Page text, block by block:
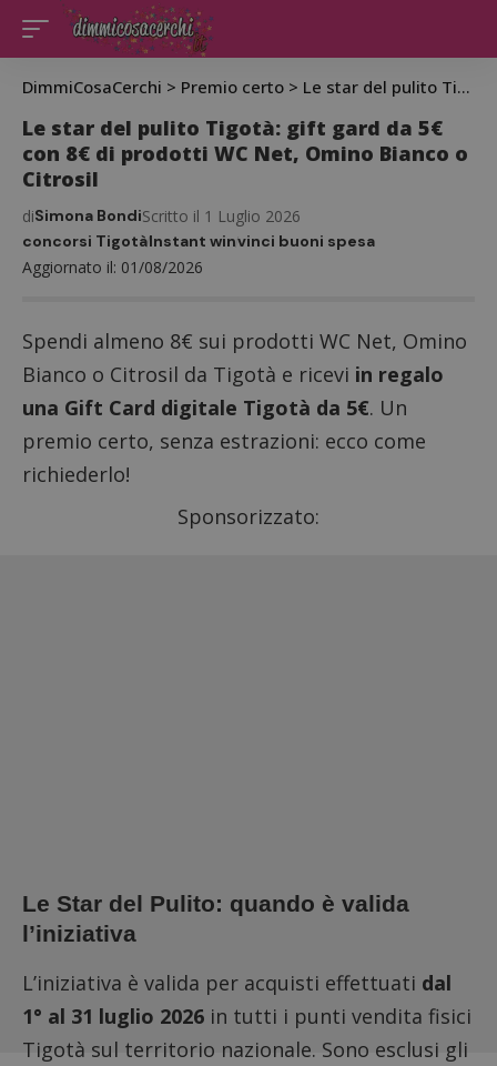
DimmiCosaCerchi > Premio certo > Le star del pulito Tigotà: gift gard da 5€ con 8€ di prodotti WC Net, Omino Bianco o Citrosil
Le star del pulito Tigotà: gift gard da 5€
con 8€ di prodotti WC Net, Omino Bianco o
Citrosil
Aggiornato il: 01/08/2026
diSimona BondiScritto il 1 Luglio 2026
concorsi TigotàInstant winvinci buoni spesa
Spendi almeno 8€ sui prodotti WC Net, Omino
Bianco o Citrosil da Tigotà e ricevi in regalo
una Gift Card digitale Tigotà da 5€. Un
premio certo, senza estrazioni: ecco come
richiederlo!
Sponsorizzato:
Le Star del Pulito: quando è valida
l’iniziativa
L’iniziativa è valida per acquisti effettuati dal
1° al 31 luglio 2026 in tutti i punti vendita fisici
Tigotà sul territorio nazionale. Sono esclusi gli